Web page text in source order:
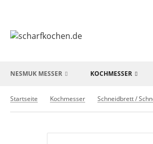
NESMUK MESSER KOCHMESSER
Startseite Kochmesser